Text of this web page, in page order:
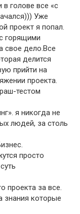
голове все «с
Уже
проект я попал.
горящими
свое дело.Все
делится
прийти на
проекта.
тестом
я никогда не
людей, за столь
просто
проекта за все.
знания которые